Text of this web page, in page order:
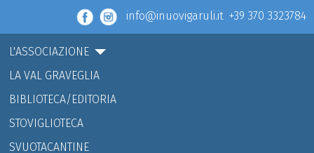
info@inuovigaruli.it +39 370 3323784
L'ASSOCIAZIONE
LA VAL GRAVEGLIA
BIBLIOTECA/EDITORIA
STOVIGLIOTECA
SVUOTACANTINE